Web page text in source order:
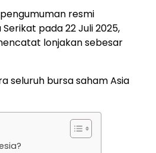
resmi
pada 22 Juli 2025,
lonjakan sebesar
seluruh bursa saham Asia